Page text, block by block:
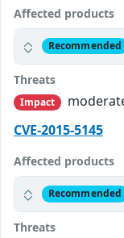
Affected products
Recommended
Threats
Impact
CVE-2015-5145
Affected products
Recommended
Threats